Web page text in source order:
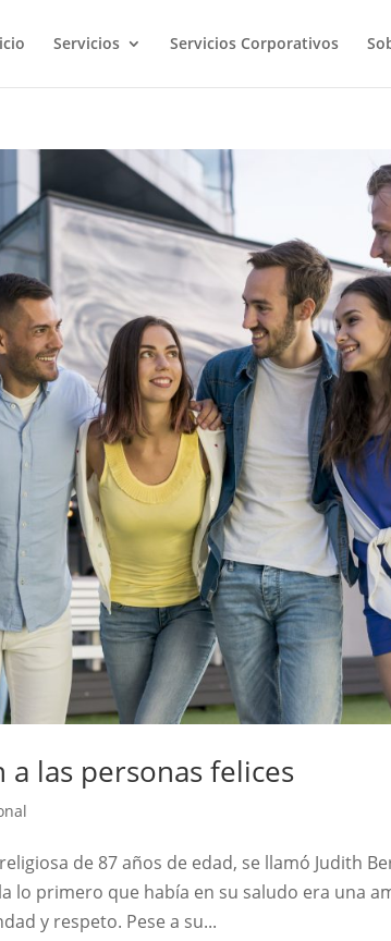
Servicios Servicios Corporativos
las personas felices
de 87 años de edad, se llamó Judith
lo primero que había en su saludo era una
y respeto. Pese a su...